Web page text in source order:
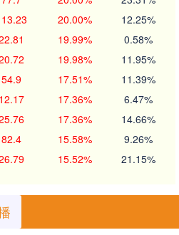
20.00% 12.25%
19.99% 0.58%
19.98% 11.95%
54.9 17.51% 11.39%
12.17 17.36% 6.47%
17.36% 14.66%
82.4 15.58% 9.26%
15.52% 21.15%